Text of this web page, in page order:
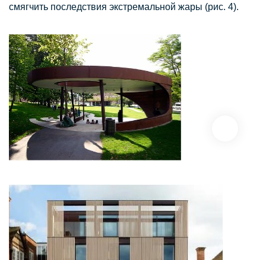
смягчить последствия экстремальной жары (рис. 4).